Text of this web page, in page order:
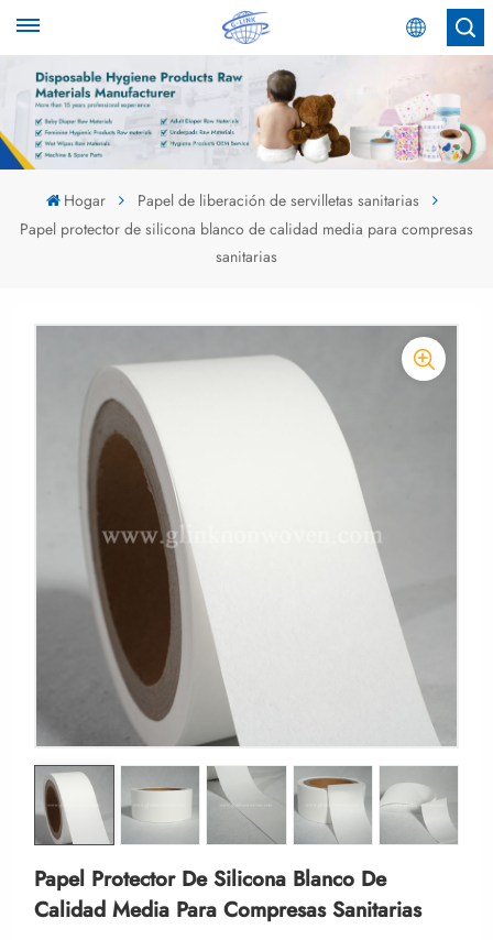
Español
English
عربي
Hogar
Papel de liberación de servilletas sanitarias
Papel protector de silicona blanco de calidad media para compresas
sanitarias
Papel Protector De Silicona Blanco De
Calidad Media Para Compresas Sanitarias